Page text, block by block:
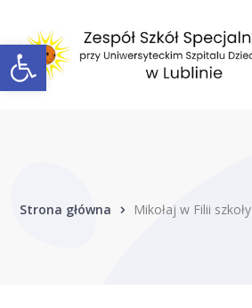
Open toolbar
Strona główna Mikołaj w Filii szkoły